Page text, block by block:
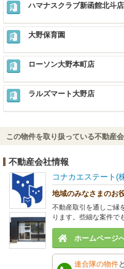
ハマナスクラブ新函館北斗店
大野保育園
ローソン大野本町店
ラルズマート大野店
この物件を取り扱っている不動産
不動産会社情報
コナカエステート(
地域のみなさまのお
不動産取引を通しご縁
ります。些細な案件で
ホームページ
連合隊の物件